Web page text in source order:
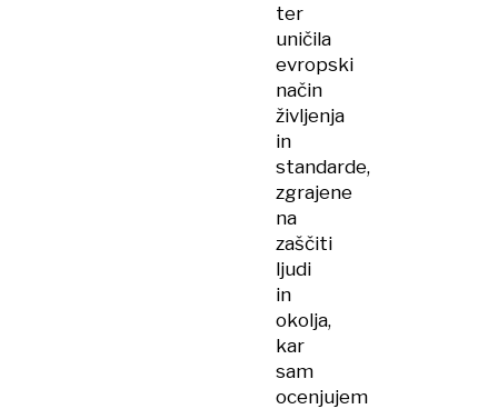
ter
uničila
evropski
način
življenja
in
standarde,
zgrajene
na
zaščiti
ljudi
in
okolja,
kar
sam
ocenjujem